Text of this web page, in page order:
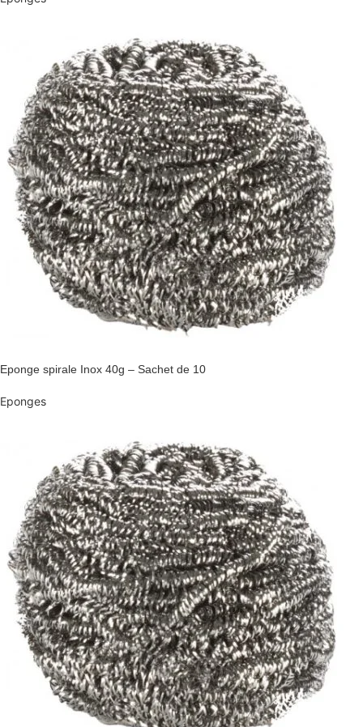
Eponge spirale Inox 40g – Sachet de 10
Eponges